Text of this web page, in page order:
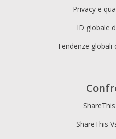
Privacy e
ID globale
Tendenze globali
ShareThis